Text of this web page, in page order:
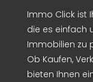
Immo Click ist
die es einfach
Immobilien zu
Ob Kaufen,
bieten Ihnen